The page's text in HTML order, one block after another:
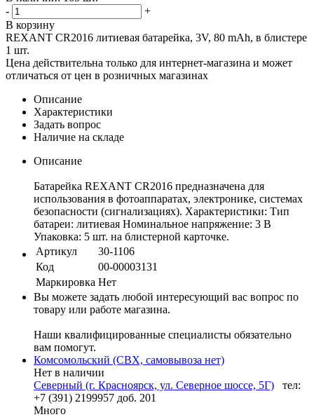
-
+
В корзину
REXANT CR2016 литиевая батарейка, 3V, 80 mAh, в блистере
1 шт.
Цена действительна только для интернет-магазина и может
отличаться от цен в розничных магазинах
Описание
Характеристики
Задать вопрос
Наличие на складе
Описание
Батарейка REXANT CR2016 предназначена для
использования в фотоаппаратах, электронике, системах
безопасности (сигнализациях). Характеристики: Тип
батареи: литиевая Номинальное напряжение: 3 В
Упаковка: 5 шт. на блистерной карточке.
Артикул
30-1106
Код
00-00003131
Маркировка Нет
Вы можете задать любой интересующий вас вопрос по
товару или работе магазина.
Наши квалифицированные специалисты обязательно
вам помогут.
Комсомольский (СВХ, самовывоза нет)
Нет в наличии
Северный (г. Красноярск, ул. Северное шоссе, 5Г)
тел:
+7 (391) 2199957 доб. 201
Много